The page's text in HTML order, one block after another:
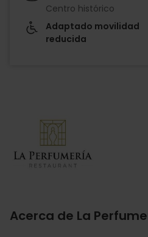
Centro histórico
Adaptado movilidad
reducida
Acerca de La